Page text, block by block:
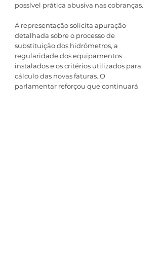
possível prática abusiva nas cobranças.
A representação solicita apuração
detalhada sobre o processo de
substituição dos hidrômetros, a
regularidade dos equipamentos
instalados e os critérios utilizados para
cálculo das novas faturas. O
parlamentar reforçou que continuará